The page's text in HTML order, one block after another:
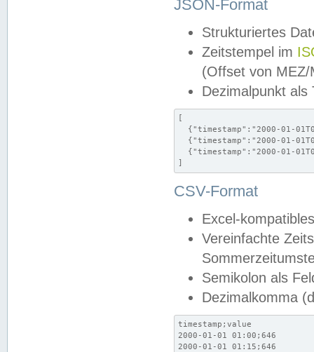
JSON-Format
Strukturiertes
Zeitstempel im
(Offset von MEZ/
Dezimalpunkt als
[
{"timestamp":"2000-01-
{"timestamp":"2000-01-
{"timestamp":"2000-01-
]
CSV-Format
Excel-
Vereinfachte
Semikolon als
Dezimalkomma
timestamp;value
2000-01-01 01:00;646
2000-01-01 01:15;646